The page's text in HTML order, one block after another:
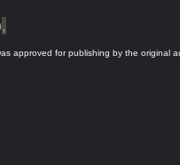
,
approved for publishing by the original